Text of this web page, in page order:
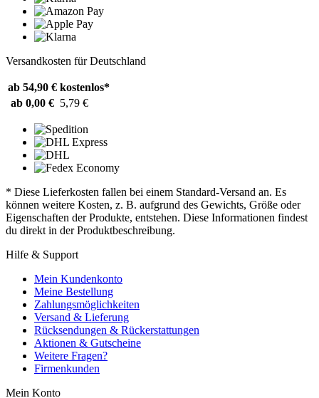
Versandkosten für Deutschland
ab 54,90 € kostenlos*
ab 0,00 € 5,79 €
* Diese Lieferkosten fallen bei einem Standard-Versand an. Es
können weitere Kosten, z. B. aufgrund des Gewichts, Größe oder
Eigenschaften der Produkte, entstehen. Diese Informationen findest
du direkt in der Produktbeschreibung.
Hilfe & Support
Mein Kundenkonto
Meine Bestellung
Zahlungsmöglichkeiten
Versand & Lieferung
Rücksendungen & Rückerstattungen
Aktionen & Gutscheine
Weitere Fragen?
Firmenkunden
Mein Konto